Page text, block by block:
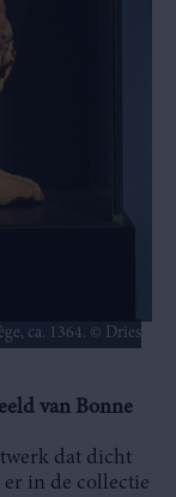
ca. 1364. © Dries
van Bonne
dat dicht
in de collectie